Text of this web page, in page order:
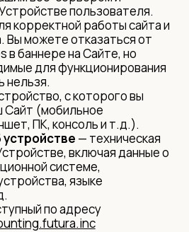
пользователя.
корректной работы сайта и
Вы можете отказаться от
в баннере на Сайте, но
для функционирования
нельзя.
с которого вы
Сайт (мобильное
ПК, консоль и т.д.).
— техническая
включая данные о
системе,
языке
по адресу